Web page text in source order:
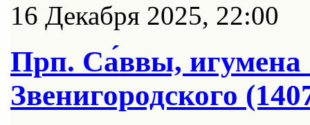
16 Декабря 2025, 22:00
Прп. Са́ввы, игумена
Звенигородского